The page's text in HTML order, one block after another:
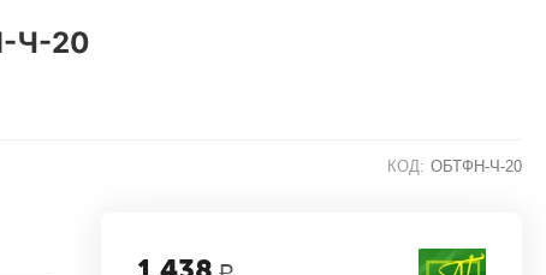
Ч-20
КОД: ОБТФН-Ч-20